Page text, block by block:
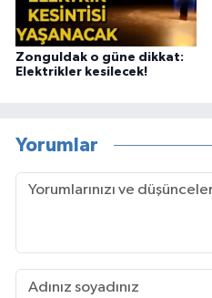
Zonguldak o güne dikkat:
Elektrikler kesilecek!
Yorumlar